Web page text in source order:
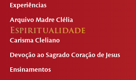
Experiências
Arquivo Madre Clélia
Espiritualidade
Carisma Cleliano
Devoção ao Sagrado Coração de Jesus
Ensinamentos